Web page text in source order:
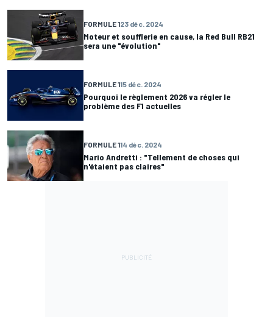
FORMULE 123 déc. 2024
Moteur et soufflerie en cause, la Red Bull RB21
sera une "évolution"
FORMULE 115 déc. 2024
Pourquoi le règlement 2026 va régler le
problème des F1 actuelles
FORMULE 114 déc. 2024
Mario Andretti : "Tellement de choses qui
n'étaient pas claires"